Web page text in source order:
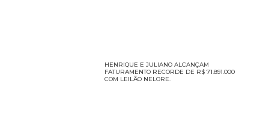
HENRIQUE E JULIANO ALCANÇAM
FATURAMENTO RECORDE DE R$ 71.891.000
COM LEILÃO NELORE.